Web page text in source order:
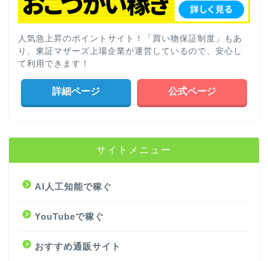
人気急上昇のポイントサイト！「買い物保証制度」もあ
り、東証マザーズ上場企業が運営しているので、安心し
て利用できます！
詳細ページ 公式ページ
サイトメニュー
AI人工知能で稼ぐ
YouTubeで稼ぐ
おすすめ通販サイト